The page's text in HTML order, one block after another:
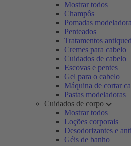
Mostrar todos
Champôs
Pomadas
Penteados
Tratamentos
Cremes para cabelo
Cuidados de cabelo
Escovas e pentes
Gel para o cabelo
Máquina de cortar
Pastas modeladoras
Cuidados de corpo
Mostrar todos
Loções corporais
Desodorizantes e
Géis de banho